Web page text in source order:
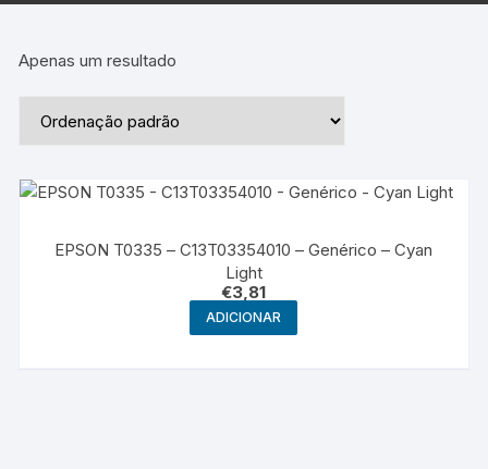
Apenas um resultado
EPSON T0335 – C13T03354010 – Genérico – Cyan
Light
€3,81
ADICIONAR